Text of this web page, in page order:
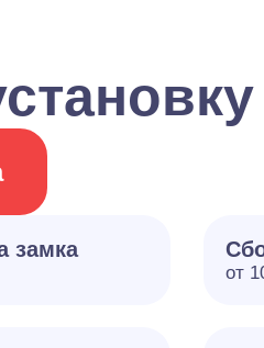
замка
от